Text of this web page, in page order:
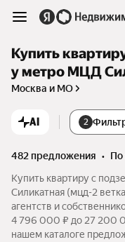
Купить
у метро МЦД
Москва и МО
AI 2
482 предложения •
Купить квартиру с
Силикатная (мцд-2
агентств и
4 796 000 ₽ до 27 200
нашем каталоге